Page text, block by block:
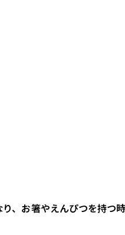
、お箸やえんぴつを持つ